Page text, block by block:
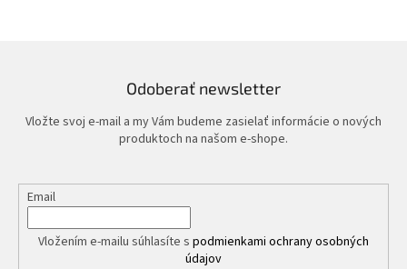
Odoberať newsletter
Vložte svoj e-mail a my Vám budeme zasielať informácie o nových
produktoch na našom e-shope.
Email
Vložením e-mailu súhlasíte s podmienkami ochrany osobných
údajov